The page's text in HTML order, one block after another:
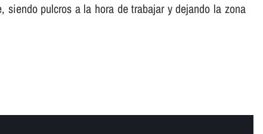
pulcros a la hora de trabajar y dejando la zona